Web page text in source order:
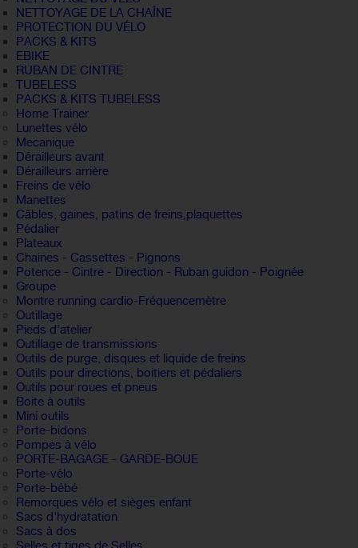
NETTOYAGE DE LA CHAÎNE
PROTECTION DU VÉLO
PACKS & KITS
EBIKE
RUBAN DE CINTRE
TUBELESS
PACKS & KITS TUBELESS
Home Trainer
Lunettes vélo
Mecanique
Dérailleurs avant
Dérailleurs arrière
Freins de vélo
Manettes
Câbles, gaines, patins de freins,plaquettes
Pédalier
Plateaux
Chaines - Cassettes - Pignons
Potence - Cintre - Direction - Ruban guidon - Poignée
Groupe
Montre running cardio-Fréquencemètre
Outillage
Pieds d'atelier
Outillage de transmissions
Outils de purge, disques et liquide de freins
Outils pour directions, boitiers et pédaliers
Outils pour roues et pneus
Boite à outils
Mini outils
Porte-bidons
Pompes à vélo
PORTE-BAGAGE - GARDE-BOUE
Porte-vélo
Porte-bébé
Remorques vélo et sièges enfant
Sacs d'hydratation
Sacs à dos